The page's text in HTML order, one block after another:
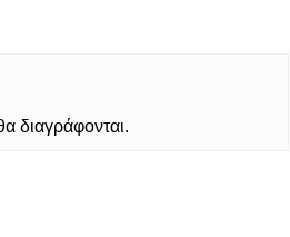
διαγράφονται.